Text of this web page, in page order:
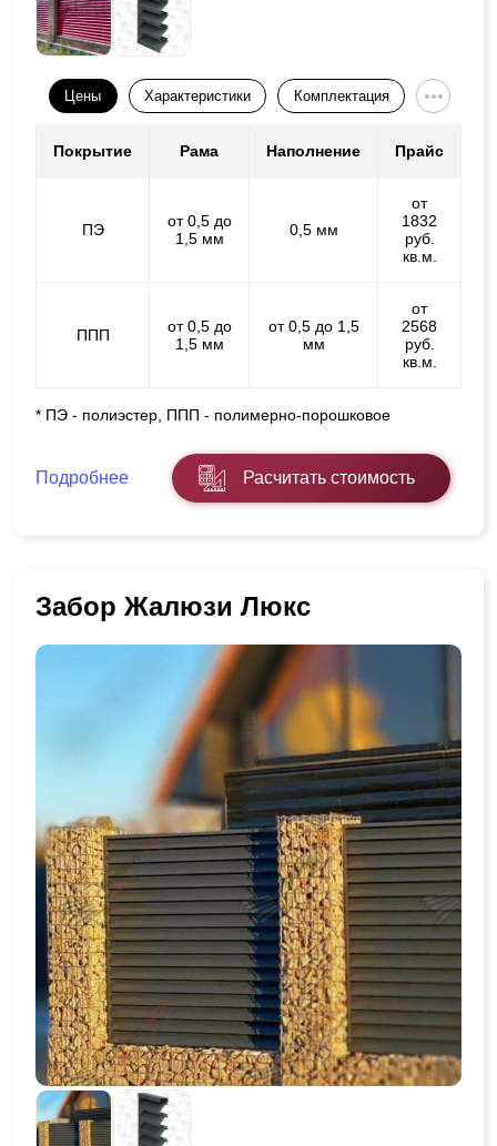
Цены Характеристики Комплектация
Покрытие Рама Наполнение Прайс
ПЭ
от 0,5 до
1,5 мм
0,5 мм
от
1832
руб.
кв.м.
ППП
от 0,5 до
1,5 мм
от 0,5 до 1,5
мм
от
2568
руб.
кв.м.
* ПЭ - полиэстер, ППП - полимерно-порошковое
Подробнее Расчитать стоимость
Забор Жалюзи Люкс